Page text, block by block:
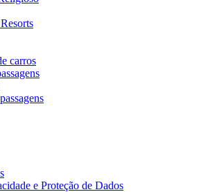
carros
e Proteção de Dados